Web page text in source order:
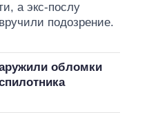
а экс-послу
подозрение.
обломки